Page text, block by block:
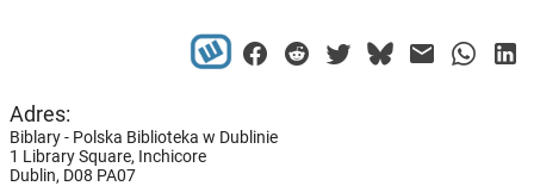
Adres:
Biblary - Polska Biblioteka w Dublinie
1 Library Square, Inchicore
Dublin, D08 PA07